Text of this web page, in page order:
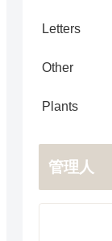
Letters
Other
Plants
管理人